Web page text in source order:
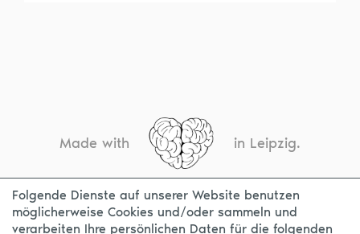
Made with in Leipzig.
KONTAKT IMPRESSUM DATENSCHUTZ
Folgende Dienste auf unserer Website benutzen
möglicherweise Cookies und/oder sammeln und
verarbeiten Ihre persönlichen Daten für die folgenden